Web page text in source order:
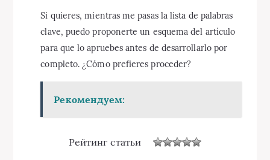
Si quieres, mientras me pasas la lista de palabras
clave, puedo proponerte un esquema del artículo
para que lo apruebes antes de desarrollarlo por
completo. ¿Cómo prefieres proceder?
Рекомендуем:
Рейтинг статьи